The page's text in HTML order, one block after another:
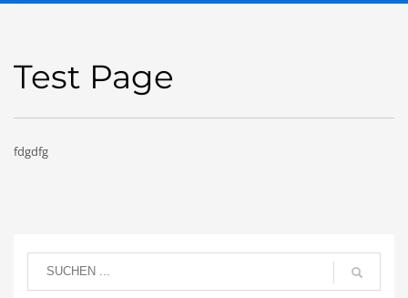
Test Page
fdgdfg